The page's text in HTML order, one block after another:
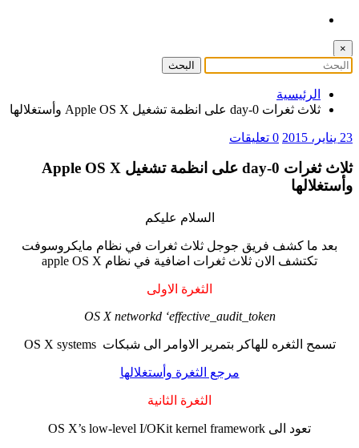
×
الرئيسية
ثلاث ثغرات 0-day على انظمة تشغيل Apple OS X وأستغلالها
23 يناير، 2015 0 تعليقات
ثلاث ثغرات 0-day على انظمة تشغيل Apple OS X
وأستغلالها
السلام عليكم
بعد ما كشف فريق جوجل ثلاث ثغرات في نظام مايكروسوفت
تكتشف الان ثلاث ثغرات اضافية في نظام apple OS X
الثغرة الاولى
OS X networkd ‘effective_audit_token
تسمح الثغره للهاكر بتمرير الاوامر الى شبكات OS X systems
مرجع الثغرة وأستغلالها
الثغرة الثانية
تعود الى OS X’s low-level I/OKit kernel framework